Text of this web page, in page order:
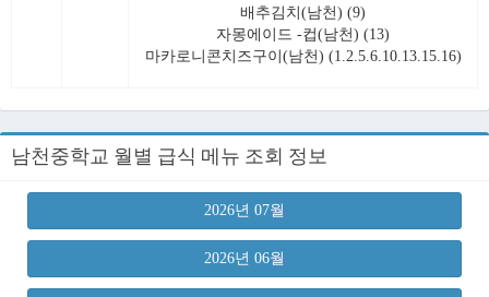
배추김치(남천) (9)
자몽에이드 -컵(남천) (13)
마카로니콘치즈구이(남천) (1.2.5.6.10.13.15.16)
남천중학교 월별 급식 메뉴 조회 정보
2026년 07월
2026년 06월